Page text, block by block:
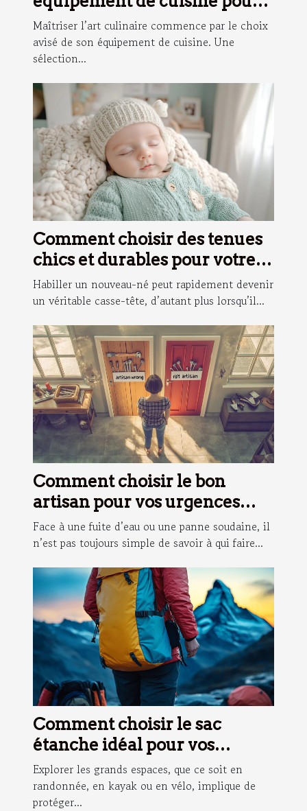
devenir un pro des recettes ?
Maîtriser l’art culinaire commence par le choix
avisé de son équipement de cuisine. Une
sélection...
Comment choisir des tenues
chics et durables pour votre
nouveau-né ?
Habiller un nouveau-né peut rapidement devenir
un véritable casse-tête, d’autant plus lorsqu’il...
Comment choisir le bon
artisan pour vos urgences
domestiques ?
Face à une fuite d’eau ou une panne soudaine, il
n’est pas toujours simple de savoir à qui faire...
Comment choisir le sac
étanche idéal pour vos
aventures ?
Explorer les grands espaces, que ce soit en
randonnée, en kayak ou en vélo, implique de
protéger...